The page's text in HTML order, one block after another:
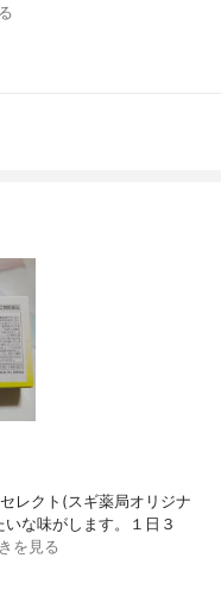
レクト(スギ薬局オリジナ
な味がします。１日３
を見る